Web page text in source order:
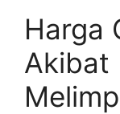
Harga
Akibat